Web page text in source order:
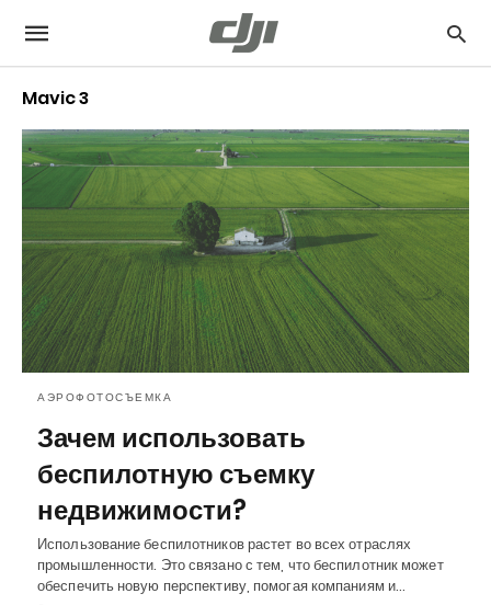
Mavic 3
АЭРОФОТОСЪЕМКА
Зачем использовать
беспилотную съемку
недвижимости?
Использование беспилотников растет во всех отраслях
промышленности. Это связано с тем, что беспилотник может
обеспечить новую перспективу, помогая компаниям и…